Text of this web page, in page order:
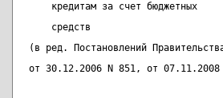
     кредитам за счет бюджетных
     средств
(в ред. Постановлений
от 30.12.2006 N 851, от 07.11.2008